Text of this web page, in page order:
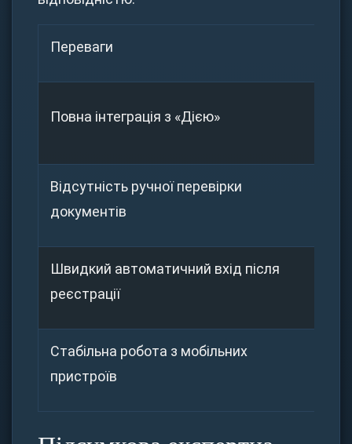
Переваги
Повна інтеграція з «Дією»
Відсутність ручної перевірки
документів
Швидкий автоматичний вхід після
реєстрації
Стабільна робота з мобільних
пристроїв